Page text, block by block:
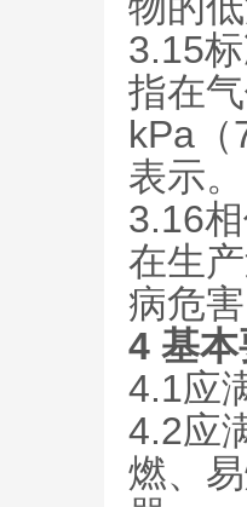
3.15
指在
kPa（
表示。
3.16
在生
病危
4 基
4.1应
4.2应
燃、